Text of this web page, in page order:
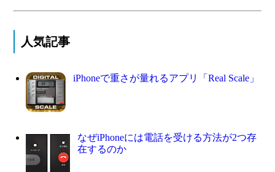
人気記事
iPhoneで重さが量れるアプリ「Real Scale」
なぜiPhoneには電話を受ける方法が2つ存
在するのか